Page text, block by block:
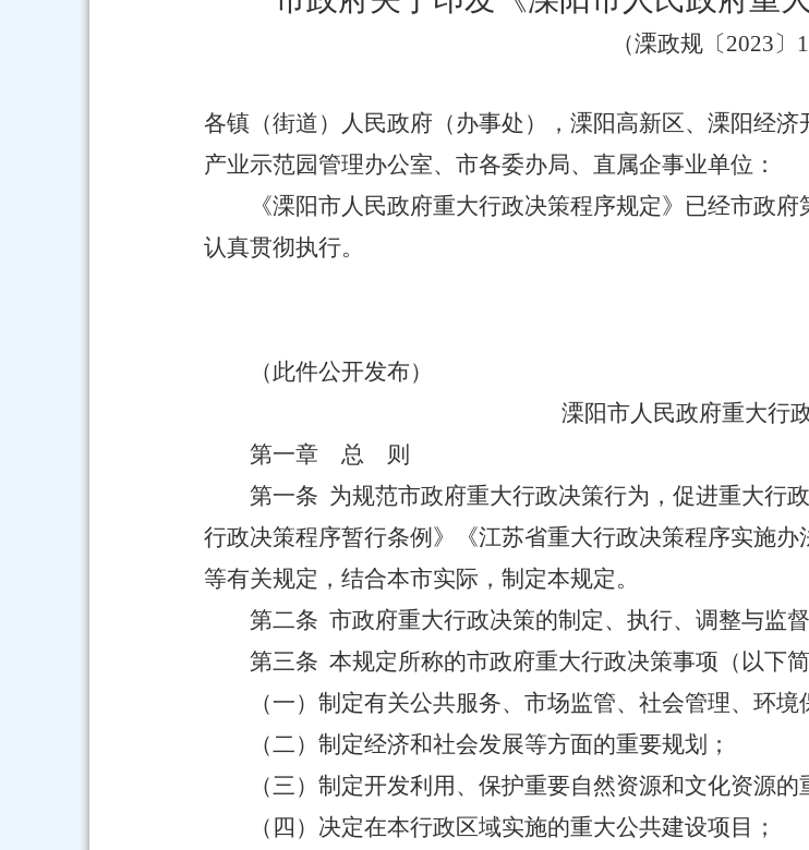
（溧政规〔2023〕1
各镇（街道）人民政府（办事处），溧阳高新区、溧阳经
产业示范园管理办公室、市各委办局、直属企事业单位：
《溧阳市人民政府重大行政决策程序规定》已经市政
认真贯彻执行。
（此件公开发布）
溧阳市人民政府重大行
第一章 总 则
第一条 为规范市政府重大行政决策行为，促进重大行
行政决策程序暂行条例》《江苏省重大行政决策程序实施办
等有关规定，结合本市实际，制定本规定。
第二条 市政府重大行政决策的制定、执行、调整与监
第三条 本规定所称的市政府重大行政决策事项（以下
（一）制定有关公共服务、市场监管、社会管理、环
（二）制定经济和社会发展等方面的重要规划；
（三）制定开发利用、保护重要自然资源和文化资源的
（四）决定在本行政区域实施的重大公共建设项目；